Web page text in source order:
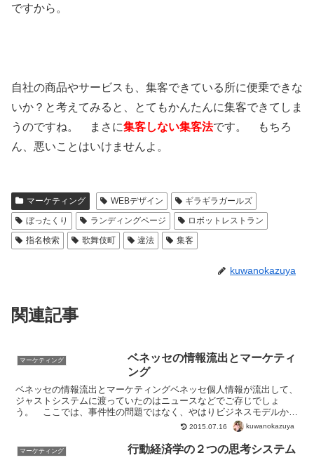
ですから。
自社の商品やサービスも、集客できている所に便乗できな
いか？と考えてみると、とてもかんたんに集客できてしま
うのですね。 まさに集客しない集客法です。 もちろ
ん、悪いことはいけませんよ。
マーケティング WEBデザイン
ギラギラガールズ
ぼったくり
ランディングページ
ロボットレストラン
指名検索
歌舞伎町 違法 集客
kuwanokazuya
関連記事
マーケティング
ベネッセの情報流出とマーケティ
ング
ベネッセの情報流出とマーケティングベネッセ個人情報が流出して、
ジャストシステムに渡っていたのはニュースなどでご存じでしょ
う。 ここでは、事件性の問題ではなく、やはりビジネスモデルから
のマーケティングとして重要なのは、リスト（名簿）なんだなと...
2015.07.16 kuwanokazuya
マーケティング 行動経済学の２つの思考システム